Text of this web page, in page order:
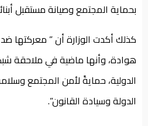
بحماية المجتمع وصيانة مستقبل
كذلك أكدت الوزارة أن ” معركتها
هوادة، وأنها ماضية في ملاحقة
الدولية، حمايةً لأمن المجتمع
الدولة وسيادة القانون”.